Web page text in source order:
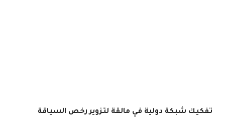
تفكيك شبكة دولية في مالقة لتزوير رخص السياقة